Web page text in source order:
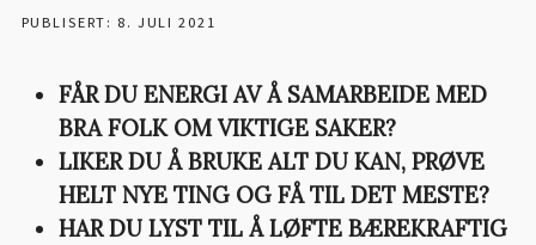
PUBLISERT: 8. JULI 2021
FÅR DU ENERGI AV Å SAMARBEIDE MED
BRA FOLK OM VIKTIGE SAKER?
LIKER DU Å BRUKE ALT DU KAN, PRØVE
HELT NYE TING OG FÅ TIL DET MESTE?
HAR DU LYST TIL Å LØFTE BÆREKRAFTIG